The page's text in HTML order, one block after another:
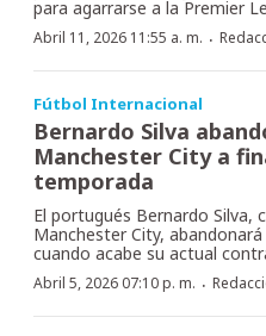
para agarrarse a la Premier
Abril 11, 2026 11:55 a. m. ·
Fútbol Internacional
Bernardo Silva
Manchester City a
temporada
El portugués Bernardo Silva,
Manchester City,
cuando acabe su actual
Abril 5, 2026 07:10 p. m. ·